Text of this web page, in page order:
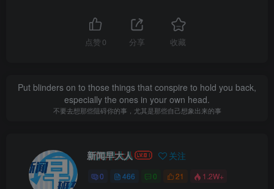
点赞 0 分享 收藏
Put blinders on to those things that conspire to hold you back,
especially the ones in your own head.
不要去想那些阻碍你的事，尤其是那些自己想象出来的事
新闻早大人 关注
0 466 0 21 1.2W+